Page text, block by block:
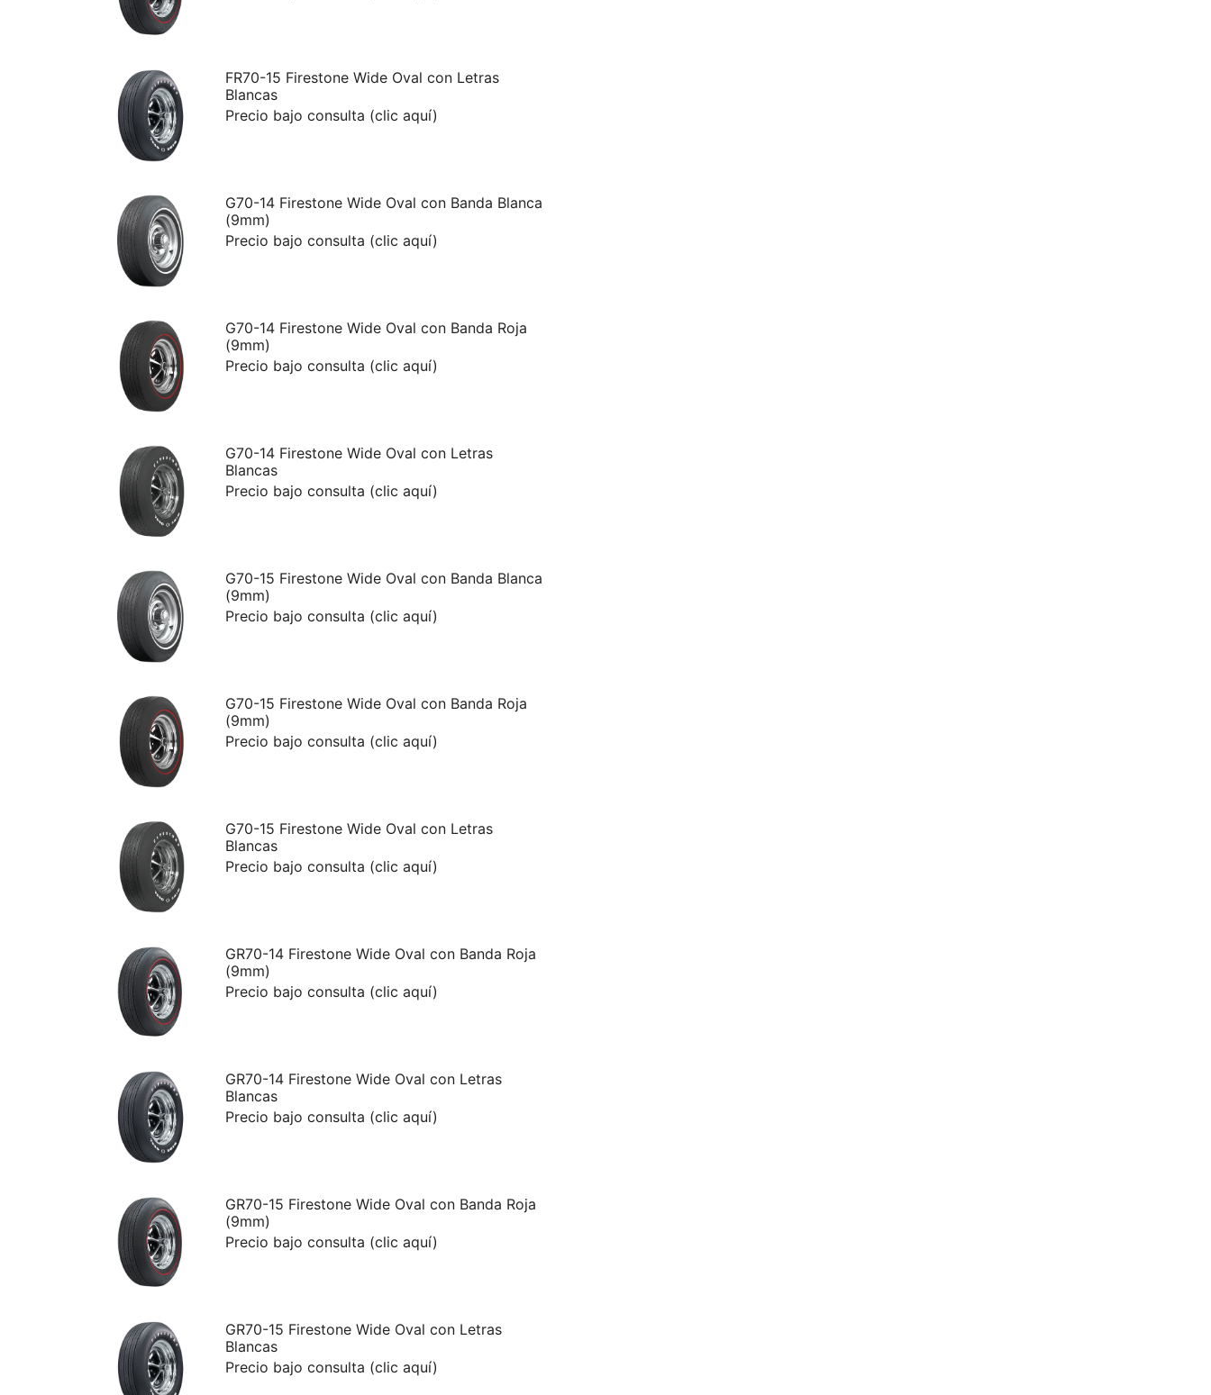
FR70-15 Firestone Wide Oval con Letras
Blancas
Precio bajo consulta (clic aquí)
G70-14 Firestone Wide Oval con Banda Blanca
(9mm)
Precio bajo consulta (clic aquí)
G70-14 Firestone Wide Oval con Banda Roja
(9mm)
Precio bajo consulta (clic aquí)
G70-14 Firestone Wide Oval con Letras
Blancas
Precio bajo consulta (clic aquí)
G70-15 Firestone Wide Oval con Banda Blanca
(9mm)
Precio bajo consulta (clic aquí)
G70-15 Firestone Wide Oval con Banda Roja
(9mm)
Precio bajo consulta (clic aquí)
G70-15 Firestone Wide Oval con Letras
Blancas
Precio bajo consulta (clic aquí)
GR70-14 Firestone Wide Oval con Banda Roja
(9mm)
Precio bajo consulta (clic aquí)
GR70-14 Firestone Wide Oval con Letras
Blancas
Precio bajo consulta (clic aquí)
GR70-15 Firestone Wide Oval con Banda Roja
(9mm)
Precio bajo consulta (clic aquí)
GR70-15 Firestone Wide Oval con Letras
Blancas
Precio bajo consulta (clic aquí)